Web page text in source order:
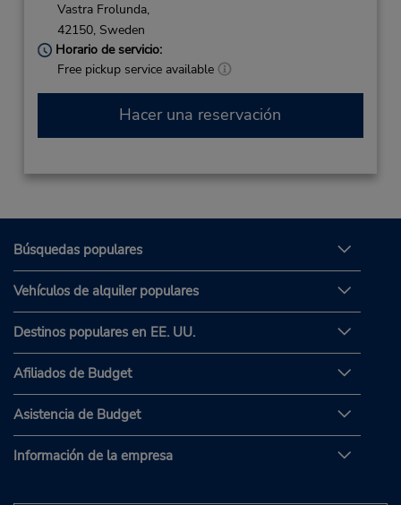
Vastra Frolunda,
42150, Sweden
Horario de servicio:
Free pickup service available
Hacer una reservación
Búsquedas populares
Vehículos de alquiler populares
Destinos populares en EE. UU.
Afiliados de Budget
Asistencia de Budget
Información de la empresa